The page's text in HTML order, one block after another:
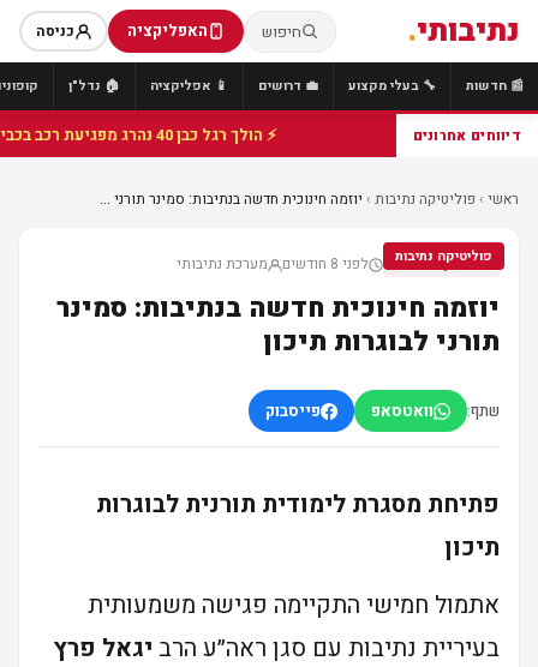
נתיבותי. חיפוש האפליקציה כניסה
📰 חדשות 🔧 בעלי מקצוע 💼 דרושים 📱 אפליקציה 🏠 נדל"ן
דיווחים אחרונים ⚡ הולך רגל כבן 40 נהרג מפגיעת רכב בכביש 25 סמוך לצומת הנשיא, מתנדבי זק"א פועלו בזירה
ראשי › פוליטיקה נתיבות › יוזמה חינוכית חדשה בנתיבות: סמינר תורני ...
פוליטיקה נתיבות
פוליטיקה נתיבות לפני 8 חודשים מערכת נתיבותי
יוזמה חינוכית חדשה בנתיבות: סמינר
תורני לבוגרות תיכון
שתף: וואטסאפ פייסבוק
פתיחת מסגרת לימודית תורנית לבוגרות
תיכון
אתמול חמישי התקיימה פגישה משמעותית
בעיריית נתיבות עם סגן ראה״ע הרב יגאל פרץ